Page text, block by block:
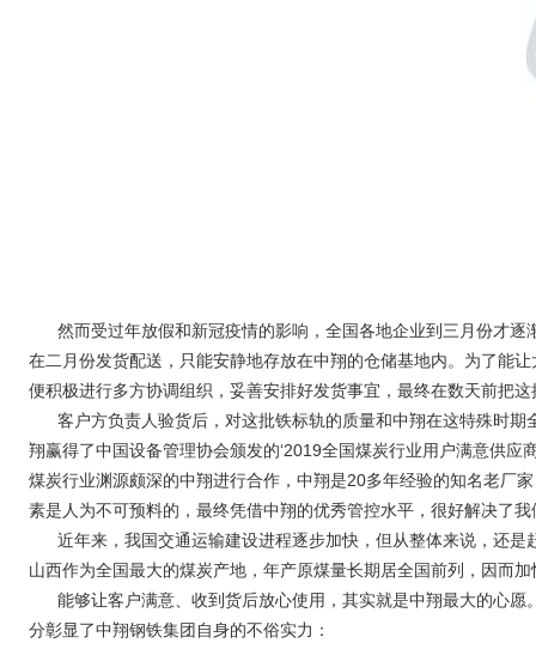
然而受过年放假和新冠疫情的影响，全国各地企业到三月份才
在二月份发货配送，只能安静地存放在中翔的仓储基地内。为了能
便积极进行多方协调组织，妥善安排好发货事宜，最终在数天前把
客户方负责人验货后，对这批铁标轨的质量和中翔在这特殊时
翔赢得了中国设备管理协会颁发的‘2019全国煤炭行业用户满意供应
煤炭行业渊源颇深的中翔进行合作，中翔是20多年经验的知名老厂
素是人为不可预料的，最终凭借中翔的优秀管控水平，很好解决了
近年来，我国交通运输建设进程逐步加快，但从整体来说，还
山西作为全国最大的煤炭产地，年产原煤量长期居全国前列，因而
能够让客户满意、收到货后放心使用，其实就是中翔最大的心愿
分彰显了中翔钢铁集团自身的不俗实力：